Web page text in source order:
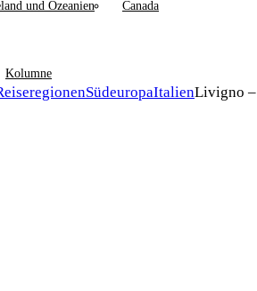
und Ozeanien
Canada
Kolumne
SüdeuropaItalienLivigno –